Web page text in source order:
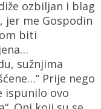
ozbiljan i blag
jer me Gospodin
biti
sužnjima
Prije nego
ispunilo ovo